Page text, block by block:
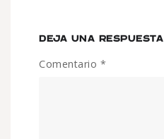
DEJA UNA RESPUESTA
Comentario *